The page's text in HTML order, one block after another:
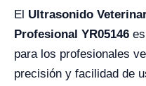
El Ultrasonido
Profesional YR05146
para los profesionales
precisión y facilidad de